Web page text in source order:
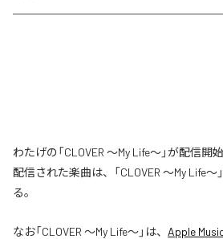
わたげの「CLOVER ～My Life～」が配信
配信された楽曲は、「CLOVER ～My Life～
る。
なお「CLOVER ～My Life～」は、 Apple